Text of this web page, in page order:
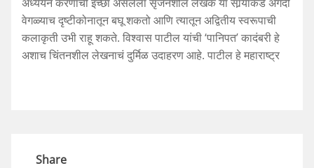
वेगळ्याच दृष्टीकोनातून बघू शकतो आणि त्यातून अद्वितीय स्वरूपाची
कलाकृती उभी राहू शकते. विश्वास पाटील यांची ‘पानिपत’ कादंबरी हे
अशाच चिंतनशील लेखनाचं दुर्मिळ उदाहरण आहे. पाटील हे महाराष्ट्र
Share